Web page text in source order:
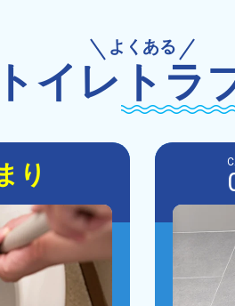
よくある
トイレ トラ
り